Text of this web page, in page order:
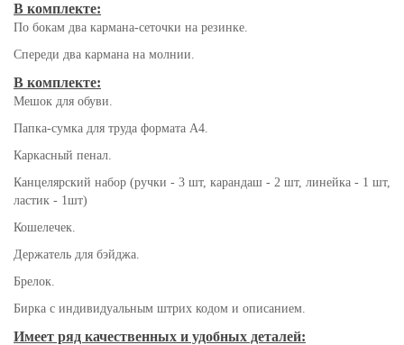
В комплекте:
По бокам два кармана-сеточки на резинке.
Спереди два кармана на молнии.
В комплекте:
Мешок для обуви.
Папка-сумка для труда формата А4.
Каркасный пенал.
Канцелярский набор (ручки - 3 шт, карандаш - 2 шт, линейка - 1 шт,
ластик - 1шт)
Кошелечек.
Держатель для бэйджа.
Брелок.
Бирка с индивидуальным штрих кодом и описанием.
Имеет ряд качественных и удобных деталей: